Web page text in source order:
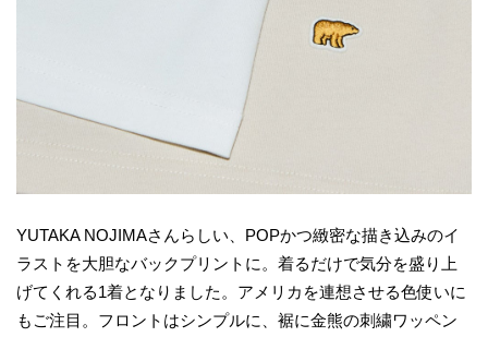
YUTAKA NOJIMAさんらしい、POPかつ緻密な描き込みのイ
ラストを大胆なバックプリントに。着るだけで気分を盛り上
げてくれる1着となりました。アメリカを連想させる色使いに
もご注目。フロントはシンプルに、裾に金熊の刺繍ワッペン